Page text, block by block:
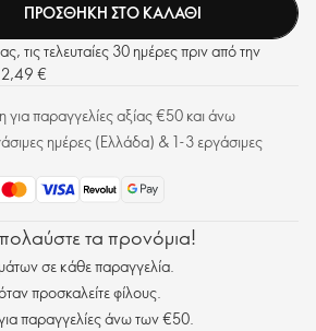
ΠΡΟΣΘΗΚΗ ΣΤΟ ΚΑΛΑΘΙ
τις τελευταίες 30 ημέρες πριν από την
2,49 €
παραγγελίες αξίας €50 και άνω
ημέρες (Ελλάδα) & 1-3 εργάσιμες
τα προνόμια!
σε κάθε παραγγελία.
προσκαλείτε φίλους.
παραγγελίες άνω των €50.